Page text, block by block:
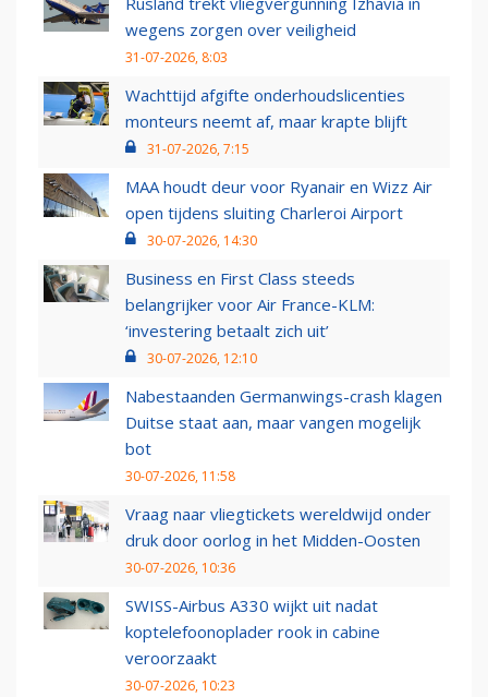
wegens zorgen over veiligheid
31-07-2026, 8:03
Wachttijd afgifte onderhoudslicenties
monteurs neemt af, maar krapte blijft
31-07-2026, 7:15
MAA houdt deur voor Ryanair en Wizz Air
open tijdens sluiting Charleroi Airport
30-07-2026, 14:30
Business en First Class steeds
belangrijker voor Air France-KLM:
‘investering betaalt zich uit’
30-07-2026, 12:10
Nabestaanden Germanwings-crash klagen
Duitse staat aan, maar vangen mogelijk
bot
30-07-2026, 11:58
Vraag naar vliegtickets wereldwijd onder
druk door oorlog in het Midden-Oosten
30-07-2026, 10:36
SWISS-Airbus A330 wijkt uit nadat
koptelefoonoplader rook in cabine
veroorzaakt
30-07-2026, 10:23